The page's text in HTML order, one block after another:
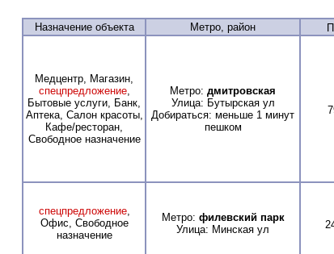
Назначение объекта Метро, район
Медцентр, Магазин,
спецпредложение,
Бытовые услуги, Банк,
Аптека, Салон красоты,
Кафе/ресторан,
Свободное назначение
Метро: дмитровская
Улица: Бутырская ул
Добираться: меньше 1 минут
пешком
спецпредложение,
Офис, Свободное
назначение
Метро: филевский парк
Улица: Минская ул